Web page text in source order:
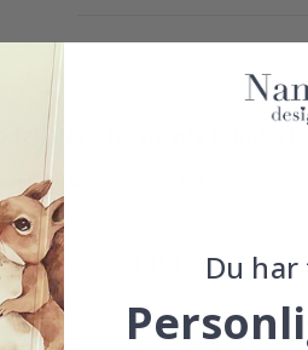
fra våre fornøyde kunder!
#namly_design
kjøpt sammenDu